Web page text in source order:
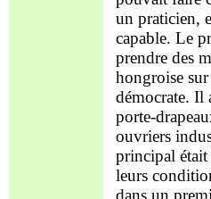
un praticien,
capable. Le
prendre des
hongroise
démocrate. Il
porte-
ouvriers
principal
leurs
dans un